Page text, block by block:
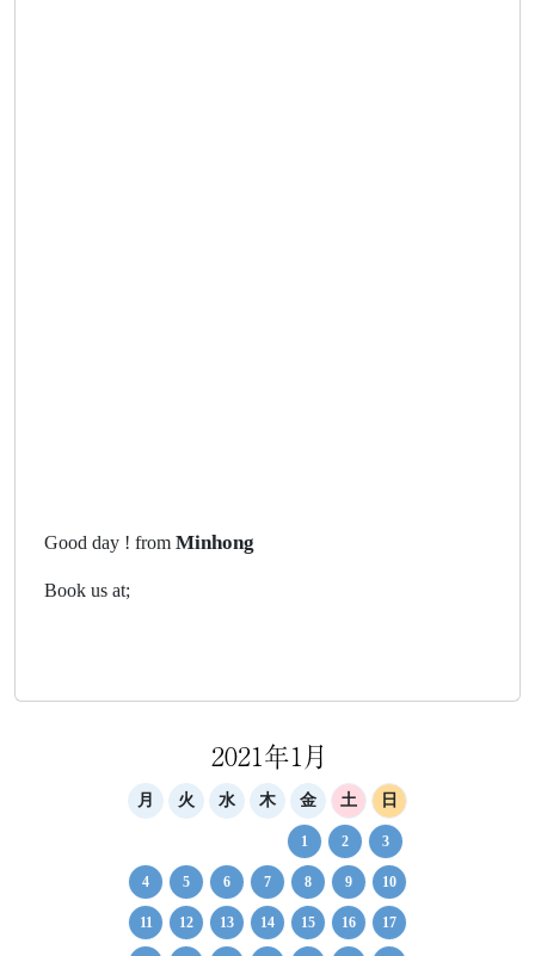
Good day ! from Minhong
Book us at;
2021年1月
月 火 水 木 金 土 日
1 2 3
4 5 6 7 8 9 10
11 12 13 14 15 16 17